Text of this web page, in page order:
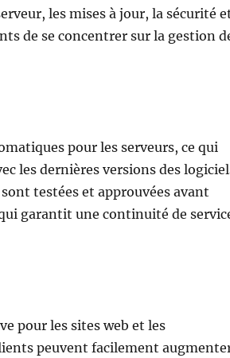
les mises à jour, la sécurité
de se concentrer sur la gestion
pour les serveurs, ce qui
les dernières versions des
testées et approuvées avant
garantit une continuité de
pour les sites web et les
peuvent facilement